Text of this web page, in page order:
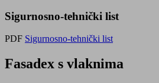
Sigurnosno-tehnički list
PDF Sigurnosno-tehnički list
Fasadex s vlaknima